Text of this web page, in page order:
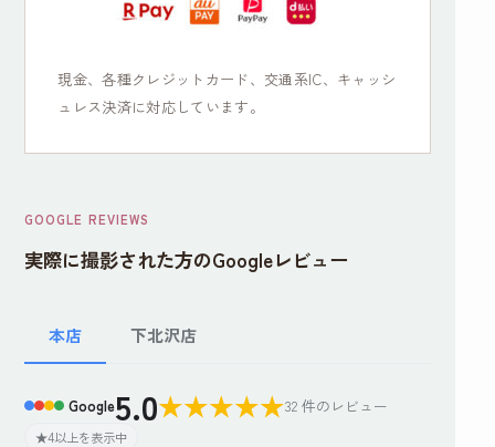
現金、各種クレジットカード、交通系IC、キャッシ
ュレス決済に対応しています。
GOOGLE REVIEWS
実際に撮影された方のGoogleレビュー
本店 下北沢店
Google5.0★★★★★32 件のレビュー
★4以上を表示中